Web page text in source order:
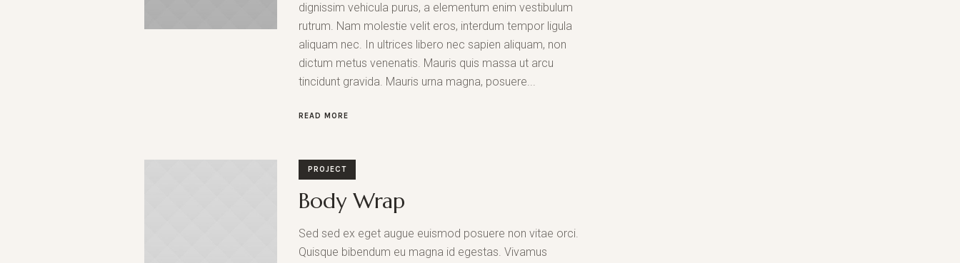
dignissim vehicula purus, a elementum enim vestibulum
rutrum. Nam molestie velit eros, interdum tempor ligula
aliquam nec. In ultrices libero nec sapien aliquam, non
dictum metus venenatis. Mauris quis massa ut arcu
tincidunt gravida. Mauris urna magna, posuere...
READ MORE
PROJECT
Body Wrap
Sed sed ex eget augue euismod posuere non vitae orci.
Quisque bibendum eu magna id egestas. Vivamus